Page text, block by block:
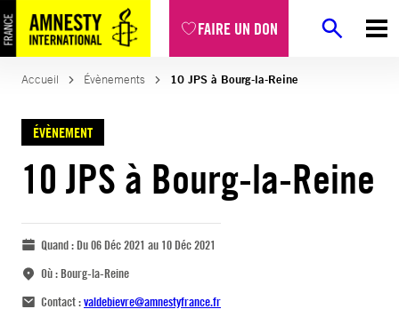
FAIRE UN DON
Accueil Évènements 10 JPS à Bourg-la-Reine
ÉVÈNEMENT
10 JPS à Bourg-la-Reine
Quand :Du 06 Déc 2021 au 10 Déc 2021
Où :Bourg-la-Reine
Contact :valdebievre@amnestyfrance.fr